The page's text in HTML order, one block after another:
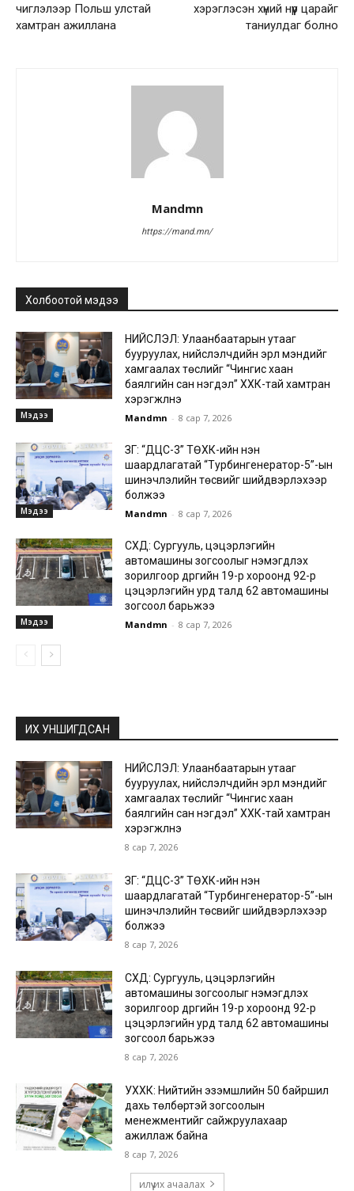
чиглэлээр Польш улстай
хамтран ажиллана
хэрэглэсэн хүний нүүр царайг
таниулдаг болно
Mandmn
https://mand.mn/
Холбоотой мэдээ
Мэдээ
НИЙСЛЭЛ: Улаанбаатарын утааг
бууруулах, нийслэлчүүдийн эрүүл мэндийг
хамгаалах төслийг “Чингис хаан
баялгийн сан нэгдэл” ХХК-тай хамтран
хэрэгжүүлнэ
Mandmn - 8 сар 7, 2026
Мэдээ
ЗГ: “ДЦС-3” ТӨХК-ийн нэн
шаардлагатай “Турбингенератор-5”-ын
шинэчлэлийн төсвийг шийдвэрлэхээр
болжээ
Mandmn - 8 сар 7, 2026
Мэдээ
СХД: Сургууль, цэцэрлэгийн
автомашины зогсоолыг нэмэгдүүлэх
зорилгоор дүүргийн 19-р хороонд 92-р
цэцэрлэгийн урд талд 62 автомашины
зогсоол барьжээ
Mandmn - 8 сар 7, 2026
ИХ УНШИГДСАН
НИЙСЛЭЛ: Улаанбаатарын утааг
бууруулах, нийслэлчүүдийн эрүүл мэндийг
хамгаалах төслийг “Чингис хаан
баялгийн сан нэгдэл” ХХК-тай хамтран
хэрэгжүүлнэ
8 сар 7, 2026
ЗГ: “ДЦС-3” ТӨХК-ийн нэн
шаардлагатай “Турбингенератор-5”-ын
шинэчлэлийн төсвийг шийдвэрлэхээр
болжээ
8 сар 7, 2026
СХД: Сургууль, цэцэрлэгийн
автомашины зогсоолыг нэмэгдүүлэх
зорилгоор дүүргийн 19-р хороонд 92-р
цэцэрлэгийн урд талд 62 автомашины
зогсоол барьжээ
8 сар 7, 2026
УХХК: Нийтийн эзэмшлийн 50 байршил
дахь төлбөртэй зогсоолын
менежментийг сайжруулахаар
ажиллаж байна
8 сар 7, 2026
илүү их ачаалах